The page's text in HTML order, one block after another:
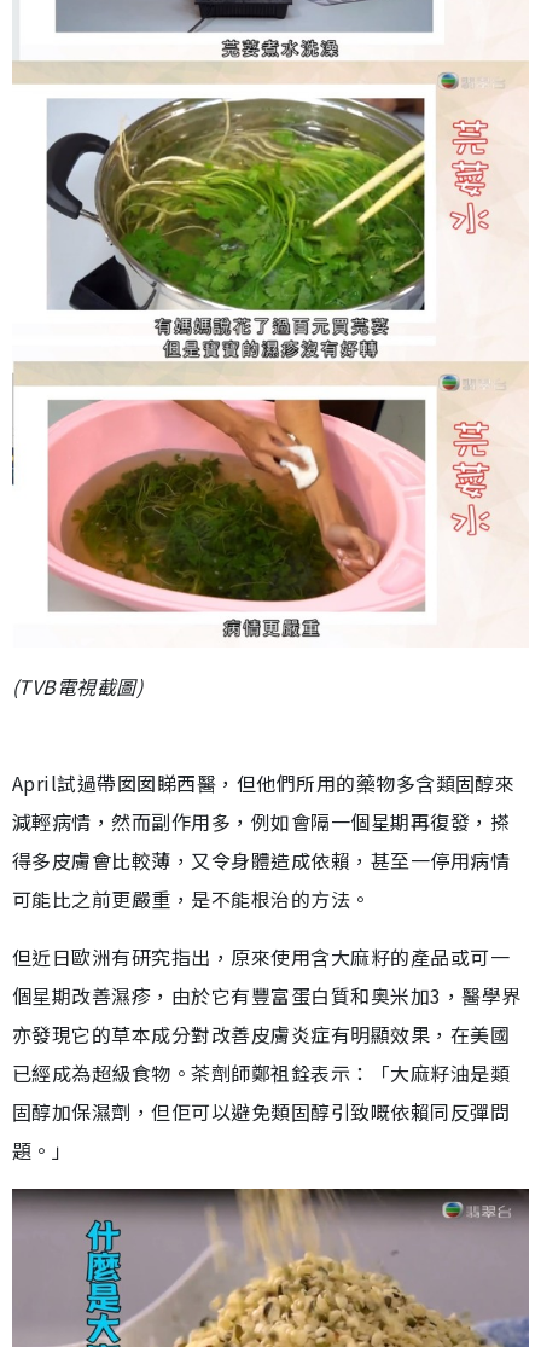
(TVB電視截圖)
April試過帶囡囡睇西醫，但他們所用的藥物多含類固醇來
減輕病情，然而副作用多，例如會隔一個星期再復發，搽
得多皮膚會比較薄，又令身體造成依賴，甚至一停用病情
可能比之前更嚴重，是不能根治的方法。
但近日歐洲有研究指出，原來使用含大麻籽的產品或可一
個星期改善濕疹，由於它有豐富蛋白質和奥米加3，醫學界
亦發現它的草本成分對改善皮膚炎症有明顯效果，在美國
已經成為超級食物。茶劑師鄭祖銓表示：「大麻籽油是類
固醇加保濕劑，但佢可以避免類固醇引致嘅依賴同反彈問
題。」